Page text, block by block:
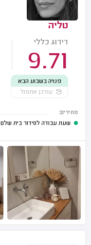
טליה
דירוג כללי
9.71
פנויה בשבוע הבא
עודכן אתמול
מחירים:
שעת עבודה לסידור בית שלם